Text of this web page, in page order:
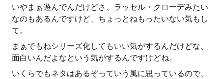
いやまぁ遊んでんだけどさ、ラッセル・クローデみたい
なのもあるんですけど、ちょっとねもったいない気もし
て。
まぁでもねシリーズ化してもいい気がするんだけどな、
面白いんだよなという気がするんですけどね。
いくらでもネタはあるぞっていう風に思っているので、